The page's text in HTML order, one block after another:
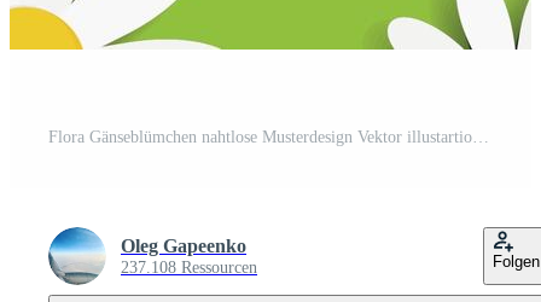
Flora Gänseblümchen nahtlose Musterdesign Vektor illustartion Kostenloser Vektor
Oleg Gapeenko
237.108 Ressourcen Folgen